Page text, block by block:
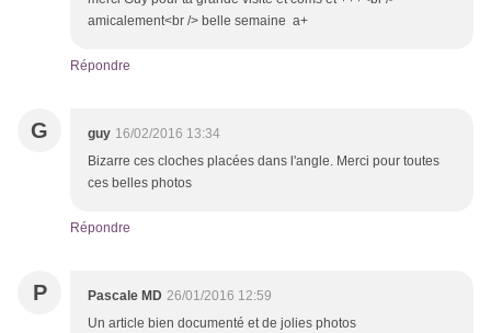
amicalement<br /> belle semaine a+
Répondre
G guy 16/02/2016 13:34
Bizarre ces cloches placées dans l'angle. Merci pour toutes
ces belles photos
Répondre
P Pascale MD 26/01/2016 12:59
Un article bien documenté et de jolies photos